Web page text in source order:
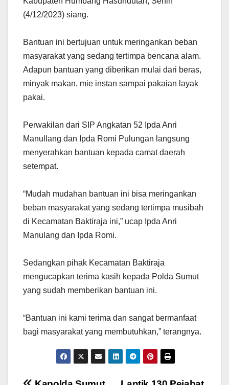
(4/12/2023) siang.
Bantuan ini bertujuan untuk meringankan beban
masyarakat yang sedang tertimpa bencana alam.
Adapun bantuan yang diberikan mulai dari beras,
minyak makan, mie instan sampai pakaian layak
pakai.
Perwakilan dari SIP Angkatan 52 Ipda Anri
Manullang dan Ipda Romi Pulungan langsung
menyerahkan bantuan kepada camat daerah
setempat.
“Mudah mudahan bantuan ini bisa meringankan
beban masyarakat yang sedang tertimpa musibah
di Kecamatan Baktiraja ini,” ucap Ipda Anri
Manulang dan Ipda Romi.
Sedangkan pihak Kecamatan Baktiraja
mengucapkan terima kasih kepada Polda Sumut
yang sudah memberikan bantuan ini.
“Bantuan ini kami terima dan sangat bermanfaat
bagi masyarakat yang membutuhkan,” terangnya.